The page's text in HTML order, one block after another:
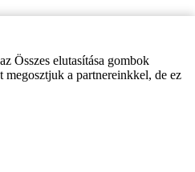
Összes elutasítása gombok
a partnereinkkel, de ez